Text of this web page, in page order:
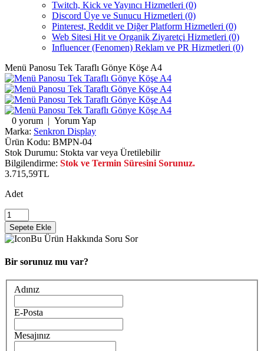
Twitch, Kick ve Yayıncı Hizmetleri (0)
Discord Üye ve Sunucu Hizmetleri (0)
Pinterest, Reddit ve Diğer Platform Hizmetleri (0)
Web Sitesi Hit ve Organik Ziyaretçi Hizmetleri (0)
Influencer (Fenomen) Reklam ve PR Hizmetleri (0)
Menü Panosu Tek Taraflı Gönye Köşe A4
0 yorum | Yorum Yap
Marka: Senkron Display
Ürün Kodu: BMPN-04
Stok Durumu: Stokta var veya Üretilebilir
Bilgilendirme: Stok ve Termin Süresini Sorunuz.
3.715,59TL
Adet
Bu Ürün Hakkında Soru Sor
Bir sorunuz mu var?
Adınız
E-Posta
Mesajınız